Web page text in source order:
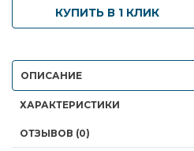
КУПИТЬ В 1 КЛИК
ОПИСАНИЕ
ХАРАКТЕРИСТИКИ
ОТЗЫВОВ (0)